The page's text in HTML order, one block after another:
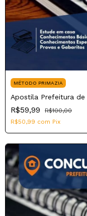
MÉTODO PRIMAZIA
Apostila Prefeitura
R$59,99
R$100,00
R$50,99 com Pix